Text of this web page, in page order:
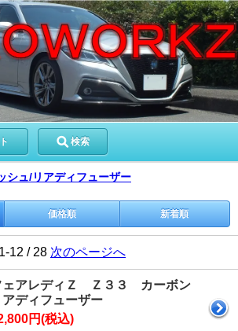
検索
シュ/リアディフューザー
価格順 新着順
1-12 / 28 次のページへ
ェアレディＺ Ｚ３３ カーボン
アディフューザー
円(税込)